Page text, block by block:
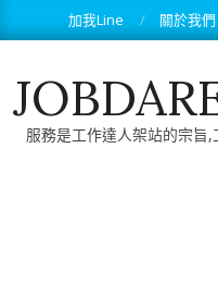
to
加我Line 關於我們
服務是工作達人架站的宗